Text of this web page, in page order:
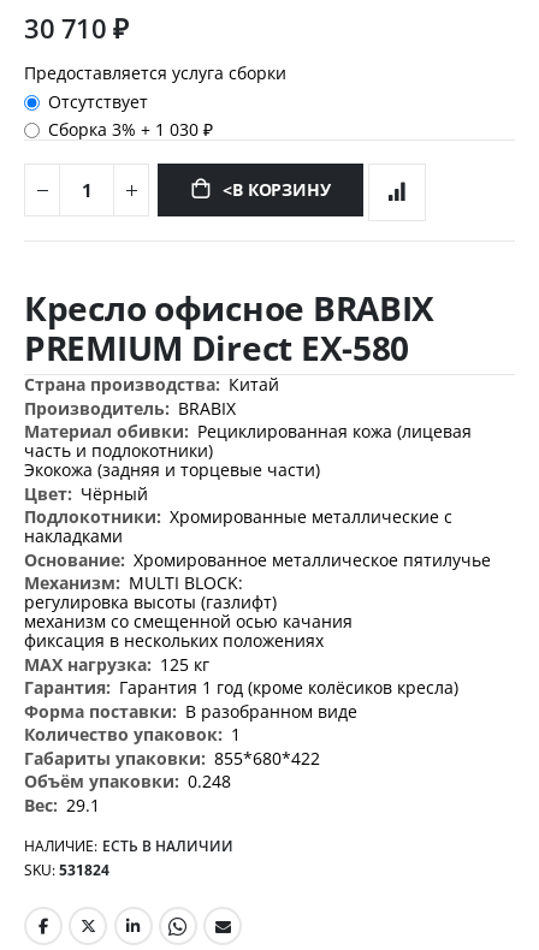
30 710 ₽
Предоставляется услуга сборки
Отсутствует
Сборка 3%+ 1 030 ₽
<В КОРЗИНУ
к
началу
галереи
изображений
Кресло офисное BRABIX
PREMIUM Direct EX-580
Дополнительная
информация
Китай
BRABIX
Рециклированная кожа (лицевая
часть и подлокотники)
Экокожа (задняя и торцевые части)
Чёрный
Хромированные металлические с
накладками
Хромированное металлическое пятилучье
MULTI BLOCK:
регулировка высоты (газлифт)
механизм со смещенной осью качания
фиксация в нескольких положениях
125 кг
Гарантия 1 год (кроме колёсиков кресла)
В разобранном виде
1
855*680*422
0.248
29.1
НАЛИЧИЕ: ЕСТЬ В НАЛИЧИИ
SKU 531824